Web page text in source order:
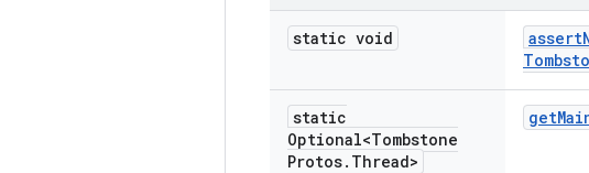
static void assert
static
Optional<Tombstone
Protos. Thread>
get